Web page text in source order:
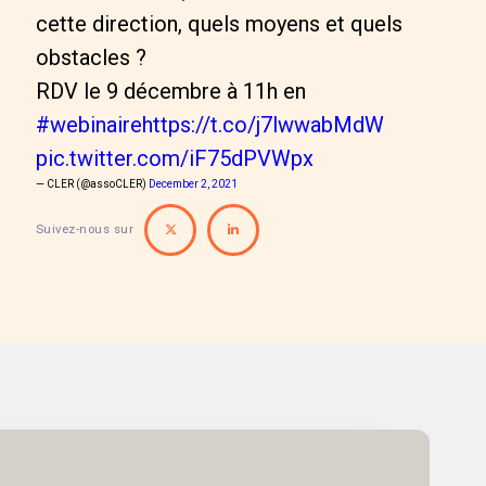
cette direction, quels moyens et quels
obstacles ?
RDV le 9 décembre à 11h en
#webinairehttps://t.co/j7lwwabMdW
pic.twitter.com/iF75dPVWpx
— CLER (@assoCLER) December 2, 2021
Suivez-nous sur